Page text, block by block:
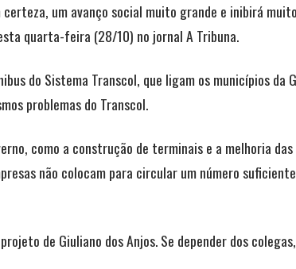
um avanço social muito grande e inibirá
quarta-feira (28/10) no jornal A Tribuna.
do Sistema Transcol, que ligam os municípios
problemas do Transcol.
como a construção de terminais e a melhoria
não colocam para circular um número
de Giuliano dos Anjos. Se depender dos